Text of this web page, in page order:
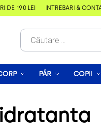
DE 190 LEI ÎNTREBĂRI &
PĂR COPII